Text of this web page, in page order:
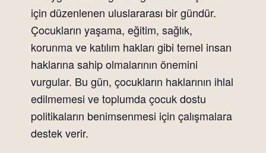
için düzenlenen uluslararası bir gündür.
Çocukların yaşama, eğitim, sağlık,
korunma ve katılım hakları gibi temel insan
haklarına sahip olmalarının önemini
vurgular. Bu gün, çocukların haklarının ihlal
edilmemesi ve toplumda çocuk dostu
politikaların benimsenmesi için çalışmalara
destek verir.